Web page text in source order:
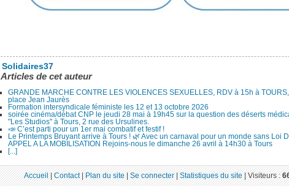
Solidaires37
Articles de cet auteur
GRANDE MARCHE CONTRE LES VIOLENCES SEXUELLES, RDV à 15h à
place Jean Jaurès
Formation intersyndicale féministe les 12 et 13 octobre 2026
soirée cinéma/débat CNP le jeudi 28 mai à 19h45 sur la question des déserts
"Les Studios" à Tours, 2 rue des Ursulines.
📣 C’est parti pour un 1er mai combatif et festif !
Le Printemps Bruyant arrive à Tours ! 🌿 Avec un carnaval pour un monde sans Loi
APPEL A LA MOBILISATION Rejoins-nous le dimanche 26 avril à 14h30 à Tours
[...]
Accueil|Contact|Plan du site|Se connecter|Statistiques du site|Visiteurs :